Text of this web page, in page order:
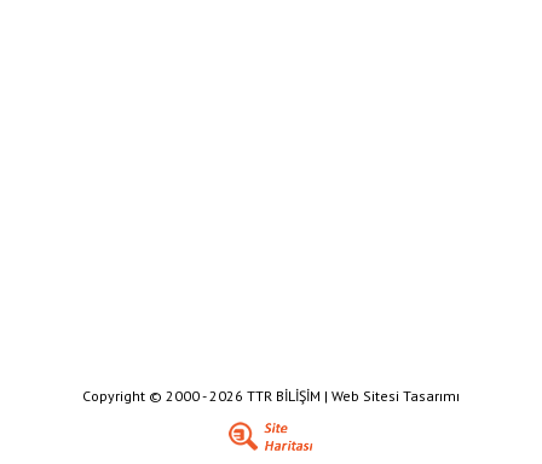
Copyright © 2000 - 2026 TTR BİLİŞİM | Web Sitesi Tasarımı